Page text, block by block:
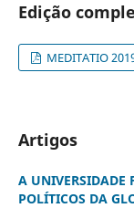
Edição
MEDITATIO
Artigos
A UNIVERSIDADE
POLÍTICOS DA